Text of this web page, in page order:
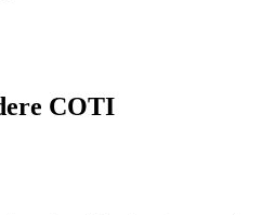
COTI